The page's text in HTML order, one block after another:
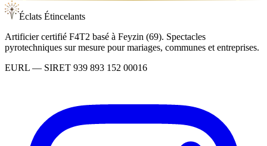
Éclats Étincelants
Artificier certifié F4T2 basé à Feyzin (69). Spectacles
pyrotechniques sur mesure pour mariages, communes et entreprises.
EURL — SIRET 939 893 152 00016